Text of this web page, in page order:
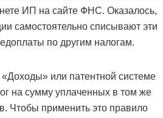
ИП на сайте ФНС. Оказалось,
самостоятельно списывают эти
по другим налогам.
или патентной системе
на сумму уплаченных в том же
Чтобы применить это правило